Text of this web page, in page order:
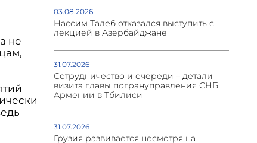
не
03.08.2026
Нассим Талеб отказался выступить с
лекцией в Азербайджане
31.07.2026
Сотрудничество и очереди – детали
визита главы погрануправления СНБ
Армении в Тбилиси
31.07.2026
Грузия развивается несмотря на